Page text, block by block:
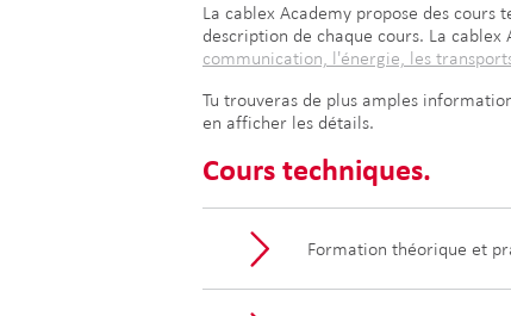
La cablex Academy propose des cours
description de chaque cours. La
communication, l'énergie, les
Tu trouveras de plus amples
en afficher les détails.
Cours techniques.
Formation théorique et